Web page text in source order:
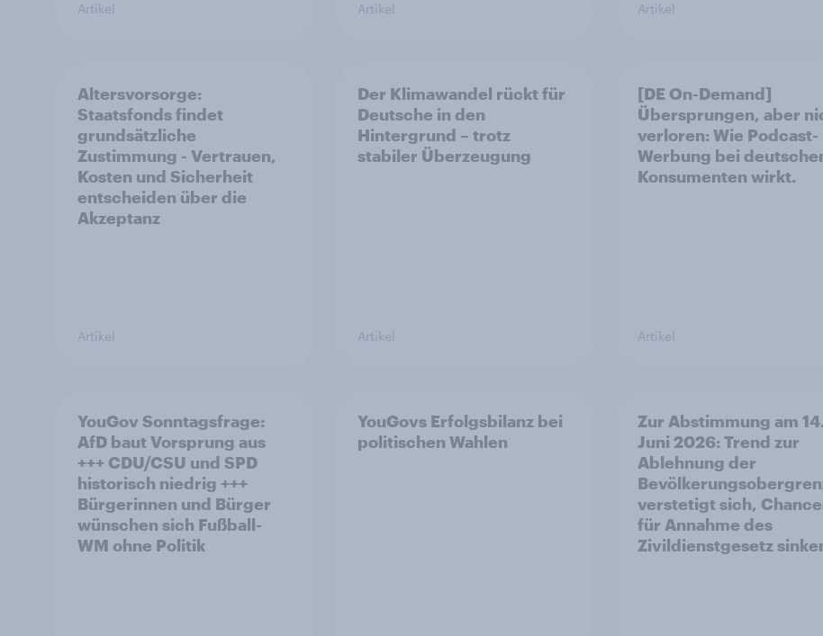
Artikel Artikel Artikel
Altersvorsorge:
Staatsfonds findet
grundsätzliche
Zustimmung - Vertrauen,
Kosten und Sicherheit
entscheiden über die
Akzeptanz
Artikel
Der Klimawandel rückt für
Deutsche in den
Hintergrund – trotz
stabiler Überzeugung
Artikel
[DE On-Demand]
Übersprungen, aber
verloren: Wie Podcast-
Werbung bei
Konsumenten wirkt.
Artikel
YouGov Sonntagsfrage:
AfD baut Vorsprung aus
+++ CDU/CSU und SPD
historisch niedrig +++
Bürgerinnen und Bürger
wünschen sich Fußball-
WM ohne Politik
YouGovs Erfolgsbilanz bei
politischen Wahlen
Zur Abstimmung am
Juni 2026: Trend zur
Ablehnung der
verstetigt sich,
für Annahme des
Zivildienstgesetz